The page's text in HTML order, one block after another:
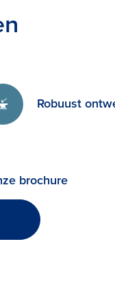
Robuust
brochure